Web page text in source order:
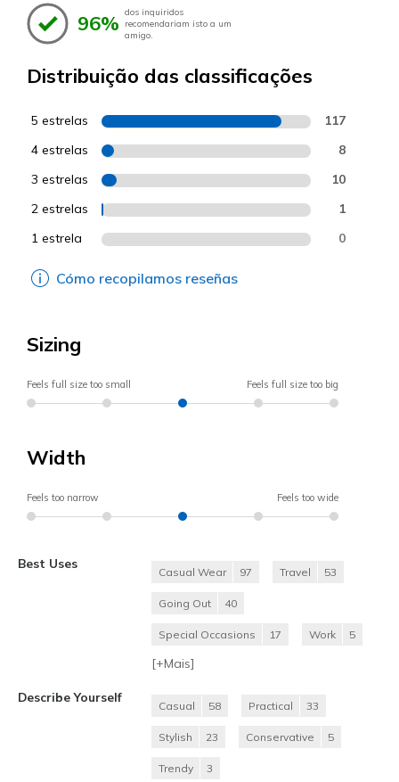
96% dos inquiridos
recomendariam isto a um
amigo.
Distribuição das classificações
5 estrelas 117
4 estrelas 8
3 estrelas 10
2 estrelas 1
1 estrela 0
Cómo recopilamos reseñas
Sizing
Feels full size too small Feels full size too big
Width
Feels too narrow Feels too wide
Best Uses
Casual Wear 97 Travel 53
Going Out 40
Special Occasions 17 Work 5
[+Mais]
Describe Yourself
Casual 58 Practical 33
Stylish 23 Conservative 5
Trendy 3